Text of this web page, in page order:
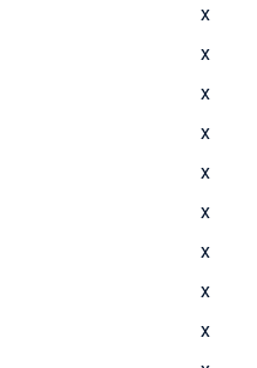
x
x
x
x
x
x
x
x
x